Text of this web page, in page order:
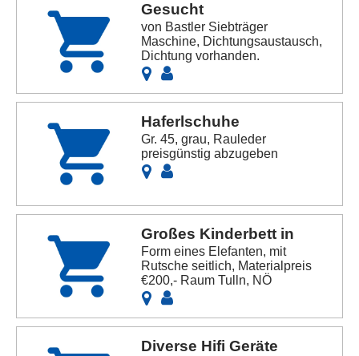
Gesucht
von Bastler Siebträger
Maschine, Dichtungsaustausch,
Dichtung vorhanden.
Haferlschuhe
Gr. 45, grau, Rauleder
preisgünstig abzugeben
Großes Kinderbett in
Form eines Elefanten, mit
Rutsche seitlich, Materialpreis
€200,- Raum Tulln, NÖ
Diverse Hifi Geräte